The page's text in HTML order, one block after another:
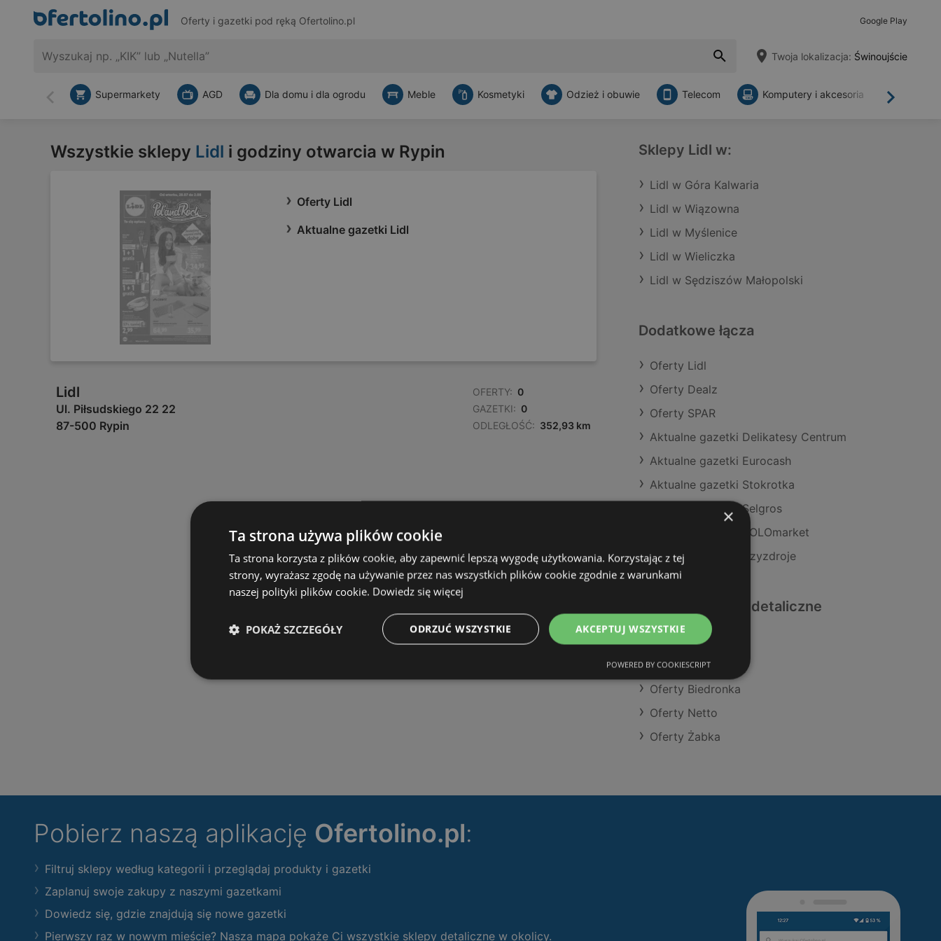
Oferty i gazetki pod ręką Ofertolino.pl Google Play
Twoja lokalizacja: Świnoujście
Wstecz Dalej
Supermarkety AGD Dla domu i dla ogrodu Meble Kosmetyki Odzież i obuwie Telecom Komputery i akcesoria
Wszystkie sklepy Lidl i godziny otwarcia w Rypin
Oferty Lidl
Aktualne gazetki Lidl
Lidl
Ul. Piłsudskiego 22 22
87-500 Rypin
OFERTY: 0
GAZETKI: 0
ODLEGŁOŚĆ: 352,93 km
Sklepy Lidl w:
Lidl w Góra Kalwaria
Lidl w Wiązowna
Lidl w Myślenice
Lidl w Wieliczka
Lidl w Sędziszów Małopolski
Dodatkowe łącza
Oferty Lidl
Oferty Dealz
Oferty SPAR
Aktualne gazetki Delikatesy Centrum
Aktualne gazetki Eurocash
Aktualne gazetki Stokrotka
Aktualne gazetki Selgros
Aktualne gazetki POLOmarket
Sklepy Lidl w Międzyzdroje
Podobne sklepy detaliczne
Oferty Kaufland
Oferty SPAR
Oferty Biedronka
Oferty Netto
Oferty Żabka
Pobierz naszą aplikację Ofertolino.pl:
Filtruj sklepy według kategorii i przeglądaj produkty i gazetki
Zaplanuj swoje zakupy z naszymi gazetkami
Dowiedz się, gdzie znajdują się nowe gazetki
Pierwszy raz w nowym mieście? Nasza mapa pokaże Ci wszystkie sklepy detaliczne w okolicy.
×
Ta strona używa plików cookie
Ta strona korzysta z plików cookie, aby zapewnić lepszą wygodę użytkowania. Korzystając z tej
strony, wyrażasz zgodę na używanie przez nas wszystkich plików cookie zgodnie z warunkami
naszej polityki plików cookie. Dowiedz się więcej
AKCEPTUJ WSZYSTKIE
ODRZUĆ WSZYSTKIE
POKAŻ SZCZEGÓŁY
POWERED BY COOKIESCRIPT